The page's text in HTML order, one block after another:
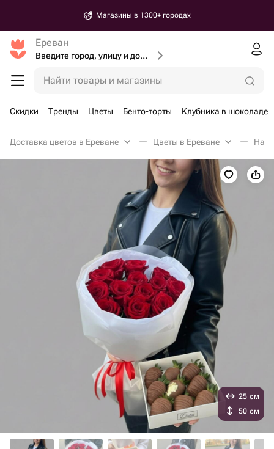
Магазины в 1300+ городах
Ереван
Введите город, улицу и дом доставки
Найти товары и магазины
Скидки Тренды Цветы Бенто-торты Клубника в шоколаде
Доставка цветов в Ереване Цветы в Ереване
25 см
50 см